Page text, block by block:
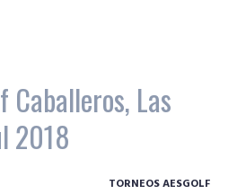
Caballeros, Las
2018
TORNEOS AESGOLF